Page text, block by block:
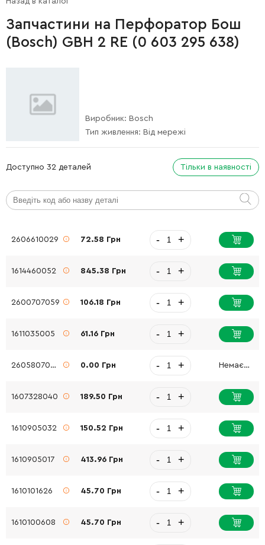
Запчастини на Перфоратор Бош
(Bosch) GBH 2 RE (0 603 295 638)
Виробник: Bosch
Тип живлення: Від мережі
Доступно 32 деталей Тільки в наявності
2606610029 72.58 Грн - +
1614460052 845.38 Грн - +
2600707059 106.18 Грн - +
1611035005 61.16 Грн - +
2605807060 0.00 Грн - + Немає в наявності
1607328040 189.50 Грн - +
1610905032 150.52 Грн - +
1610905017 413.96 Грн - +
1610101626 45.70 Грн - +
1610100608 45.70 Грн - +